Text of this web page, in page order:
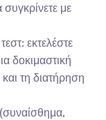
συγκρίνετε με
εκτελέστε
δοκιμαστική
τη διατήρηση